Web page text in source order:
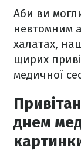
Аби ви
невтомним
халатах,
щирих
медичної
днем